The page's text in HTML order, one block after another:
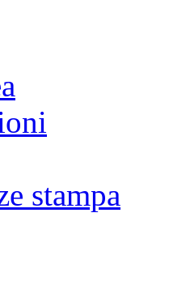
stampa